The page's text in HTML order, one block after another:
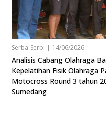
Serba-Serbi | 14/06/2026
Analisis Cabang Olahraga
Kepelatihan Fisik Olahraga
Motocross Round 3 tahun
Sumedang